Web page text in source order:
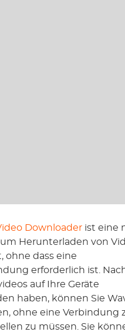
Downloader ist eine
Herunterladen von
ohne dass eine
erforderlich ist.
auf Ihre Geräte
haben, können Sie
ohne eine Verbindung
zu müssen. Sie